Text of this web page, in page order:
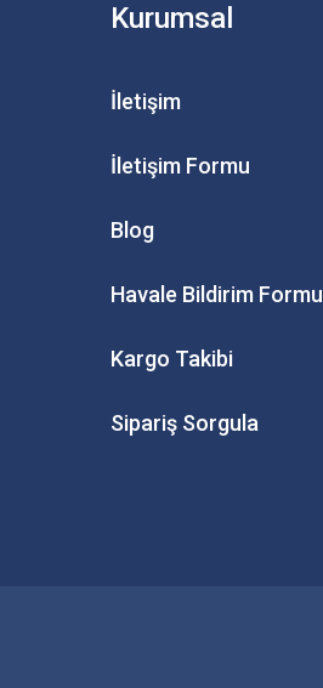
Kurumsal
İletişim
İletişim Formu
Blog
Havale Bildirim Formu
Kargo Takibi
Sipariş Sorgula